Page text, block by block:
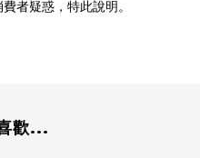
者疑惑，特此說明。
歡...